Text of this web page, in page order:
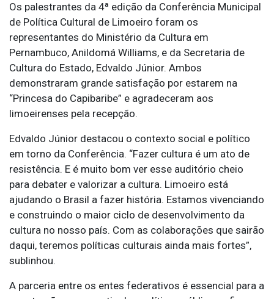
Os palestrantes da 4ª edição da Conferência Municipal
de Política Cultural de Limoeiro foram os
representantes do Ministério da Cultura em
Pernambuco, Anildomá Williams, e da Secretaria de
Cultura do Estado, Edvaldo Júnior. Ambos
demonstraram grande satisfação por estarem na
“Princesa do Capibaribe” e agradeceram aos
limoeirenses pela recepção.
Edvaldo Júnior destacou o contexto social e político
em torno da Conferência. “Fazer cultura é um ato de
resistência. E é muito bom ver esse auditório cheio
para debater e valorizar a cultura. Limoeiro está
ajudando o Brasil a fazer história. Estamos vivenciando
e construindo o maior ciclo de desenvolvimento da
cultura no nosso país. Com as colaborações que sairão
daqui, teremos políticas culturais ainda mais fortes”,
sublinhou.
A parceria entre os entes federativos é essencial para a